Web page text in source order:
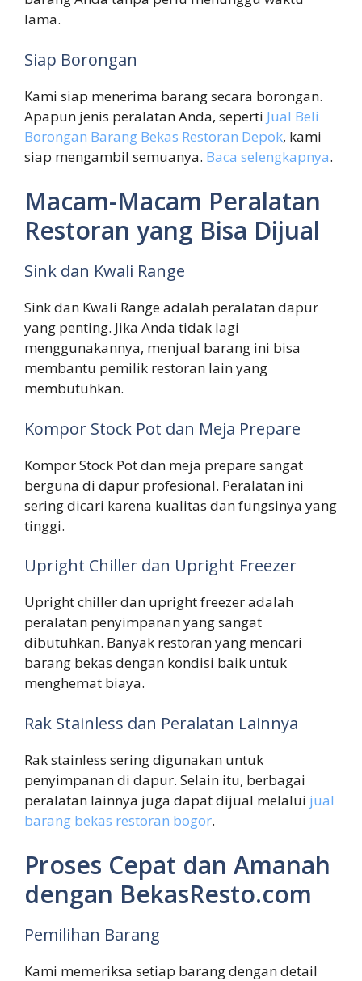
lama.
Siap Borongan
Kami siap menerima barang secara borongan.
Apapun jenis peralatan Anda, seperti Jual Beli
Borongan Barang Bekas Restoran Depok, kami
siap mengambil semuanya. Baca selengkapnya.
Macam-Macam Peralatan
Restoran yang Bisa Dijual
Sink dan Kwali Range
Sink dan Kwali Range adalah peralatan dapur
yang penting. Jika Anda tidak lagi
menggunakannya, menjual barang ini bisa
membantu pemilik restoran lain yang
membutuhkan.
Kompor Stock Pot dan Meja Prepare
Kompor Stock Pot dan meja prepare sangat
berguna di dapur profesional. Peralatan ini
sering dicari karena kualitas dan fungsinya yang
tinggi.
Upright Chiller dan Upright Freezer
Upright chiller dan upright freezer adalah
peralatan penyimpanan yang sangat
dibutuhkan. Banyak restoran yang mencari
barang bekas dengan kondisi baik untuk
menghemat biaya.
Rak Stainless dan Peralatan Lainnya
Rak stainless sering digunakan untuk
penyimpanan di dapur. Selain itu, berbagai
peralatan lainnya juga dapat dijual melalui jual
barang bekas restoran bogor.
Proses Cepat dan Amanah
dengan BekasResto.com
Pemilihan Barang
Kami memeriksa setiap barang dengan detail